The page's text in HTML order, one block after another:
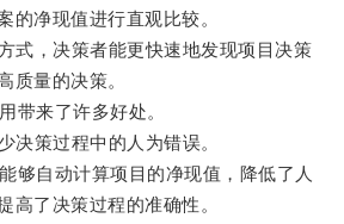
的净现值进行直观比较。
，决策者能更快速地发现项目决策
质量的决策。
来了许多好处。
策过程中的人为错误。
自动计算项目的净现值，降低了人
高了决策过程的准确性。